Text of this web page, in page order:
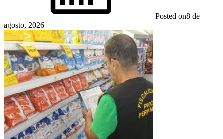
Posted on8 de
agosto, 2026